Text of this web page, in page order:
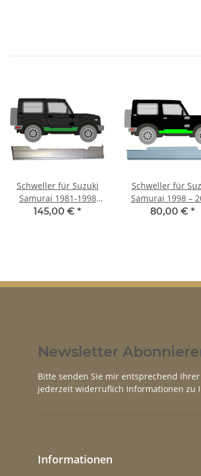
Schweller für Suzuki
Samurai 1981-1998
rechts
145,00 € *
Schweller für
Samurai 1998 –
rechts
80,00 € *
Newsletter
Bitte senden Sie mir entsprechend Ihrer
jederzeit widerruflich Informationen zu
Informationen